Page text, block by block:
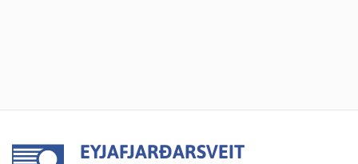
EYJAFJARÐARSVEIT